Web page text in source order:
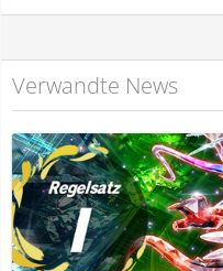
Verwandte News